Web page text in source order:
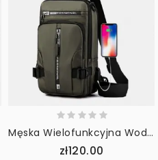
Męska Wielofunkcyjna Wodoodporna Torba Na Klatkę Piersiową Z Wieloma Kieszeniami Torba Na Ramię Z Wieloma Kieszeniami
zł120.00